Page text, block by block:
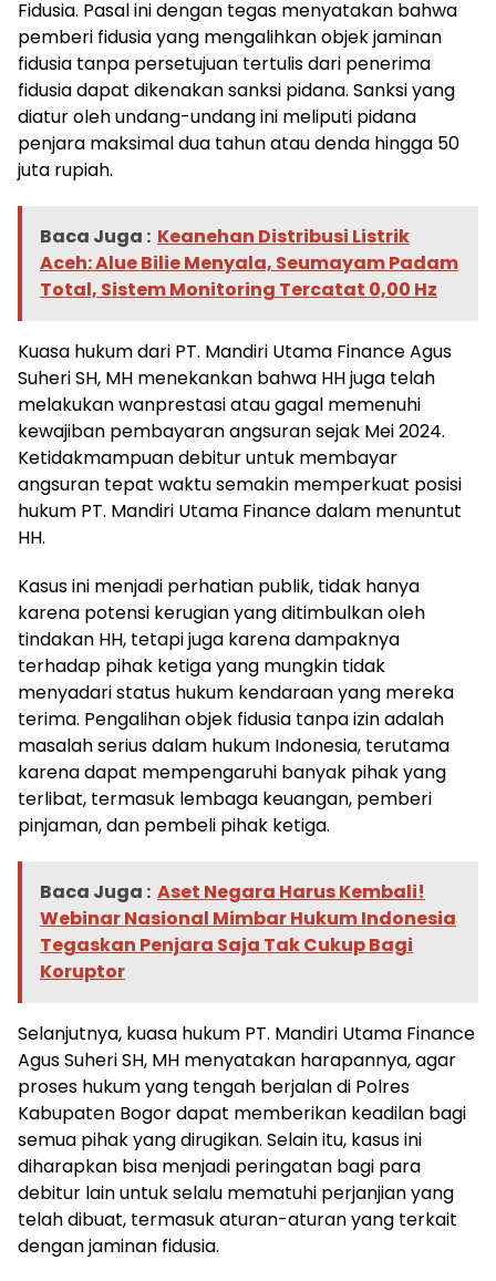
Fidusia. Pasal ini dengan tegas menyatakan bahwa
pemberi fidusia yang mengalihkan objek jaminan
fidusia tanpa persetujuan tertulis dari penerima
fidusia dapat dikenakan sanksi pidana. Sanksi yang
diatur oleh undang-undang ini meliputi pidana
penjara maksimal dua tahun atau denda hingga 50
juta rupiah.
Baca Juga : Keanehan Distribusi Listrik
Aceh: Alue Bilie Menyala, Seumayam Padam
Total, Sistem Monitoring Tercatat 0,00 Hz
Kuasa hukum dari PT. Mandiri Utama Finance Agus
Suheri SH, MH menekankan bahwa HH juga telah
melakukan wanprestasi atau gagal memenuhi
kewajiban pembayaran angsuran sejak Mei 2024.
Ketidakmampuan debitur untuk membayar
angsuran tepat waktu semakin memperkuat posisi
hukum PT. Mandiri Utama Finance dalam menuntut
HH.
Kasus ini menjadi perhatian publik, tidak hanya
karena potensi kerugian yang ditimbulkan oleh
tindakan HH, tetapi juga karena dampaknya
terhadap pihak ketiga yang mungkin tidak
menyadari status hukum kendaraan yang mereka
terima. Pengalihan objek fidusia tanpa izin adalah
masalah serius dalam hukum Indonesia, terutama
karena dapat mempengaruhi banyak pihak yang
terlibat, termasuk lembaga keuangan, pemberi
pinjaman, dan pembeli pihak ketiga.
Baca Juga : Aset Negara Harus Kembali!
Webinar Nasional Mimbar Hukum Indonesia
Tegaskan Penjara Saja Tak Cukup Bagi
Koruptor
Selanjutnya, kuasa hukum PT. Mandiri Utama Finance
Agus Suheri SH, MH menyatakan harapannya, agar
proses hukum yang tengah berjalan di Polres
Kabupaten Bogor dapat memberikan keadilan bagi
semua pihak yang dirugikan. Selain itu, kasus ini
diharapkan bisa menjadi peringatan bagi para
debitur lain untuk selalu mematuhi perjanjian yang
telah dibuat, termasuk aturan-aturan yang terkait
dengan jaminan fidusia.